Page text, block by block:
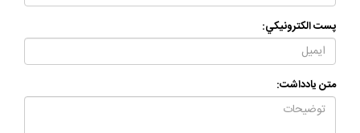
پست الكترونيكي:
متن يادداشت: